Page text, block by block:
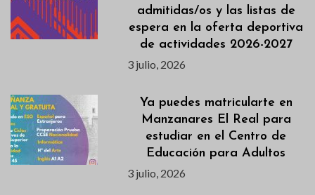
admitidas/os y las listas de
espera en la oferta deportiva
de actividades 2026-2027
3 julio, 2026
Ya puedes matricularte en
Manzanares El Real para
estudiar en el Centro de
Educación para Adultos
3 julio, 2026